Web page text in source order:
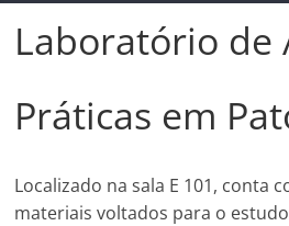
Laboratório de
Práticas em
Localizado na sala E 101, conta
materiais voltados para o